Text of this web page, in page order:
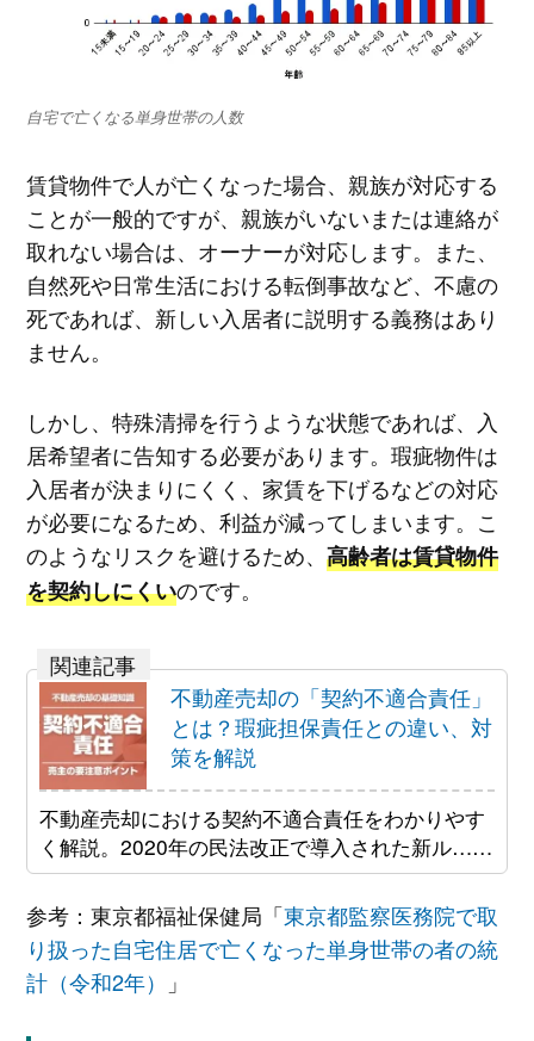
自宅で亡くなる単身世帯の人数
賃貸物件で人が亡くなった場合、親族が対応する
ことが一般的ですが、親族がいないまたは連絡が
取れない場合は、オーナーが対応します。また、
自然死や日常生活における転倒事故など、不慮の
死であれば、新しい入居者に説明する義務はあり
ません。
しかし、特殊清掃を行うような状態であれば、入
居希望者に告知する必要があります。瑕疵物件は
入居者が決まりにくく、家賃を下げるなどの対応
が必要になるため、利益が減ってしまいます。こ
のようなリスクを避けるため、 高齢者は賃貸物件
を契約しにくいのです。
不動産売却の「契約不適合責任」
とは？瑕疵担保責任との違い、対
策を解説
不動産売却における契約不適合責任をわかりやす
く解説。2020年の民法改正で導入された新ル……
参考：東京都福祉保健局「東京都監察医務院で取
り扱った自宅住居で亡くなった単身世帯の者の統
計（令和2年）
」